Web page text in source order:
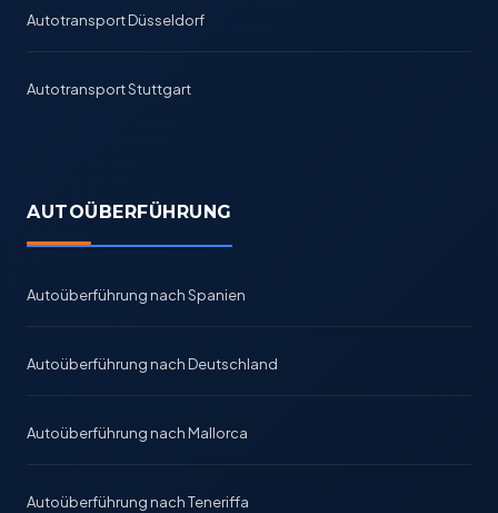
Autotransport Düsseldorf
Autotransport Stuttgart
AUTOÜBERFÜHRUNG
Autoüberführung nach Spanien
Autoüberführung nach Deutschland
Autoüberführung nach Mallorca
Autoüberführung nach Teneriffa